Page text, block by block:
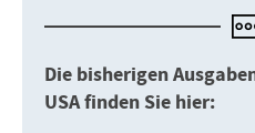
Die bisherigen
USA finden Sie hier: